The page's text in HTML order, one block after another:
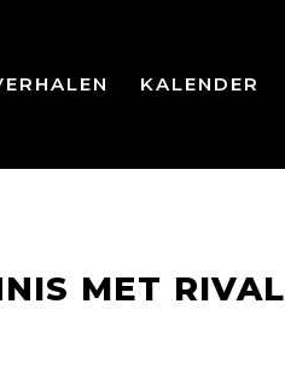
KALENDER
MET RIVAL